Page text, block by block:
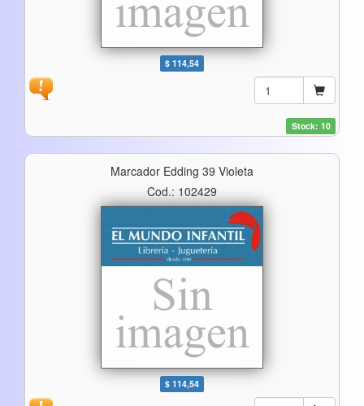
$ 114,54
Stock: 10
Marcador Edding 39 Violeta
Cod.: 102429
$ 114,54